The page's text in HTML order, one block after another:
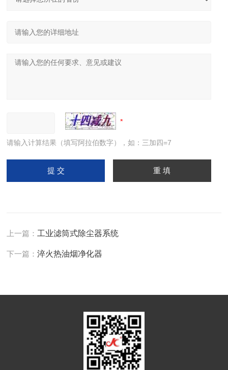
请输入计算结果（填写阿拉伯数字），如：三加四=7
上一篇： 工业滤筒式除尘器系统
下一篇：淬火热油烟净化器